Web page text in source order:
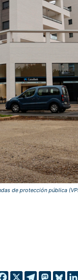
de protección pública